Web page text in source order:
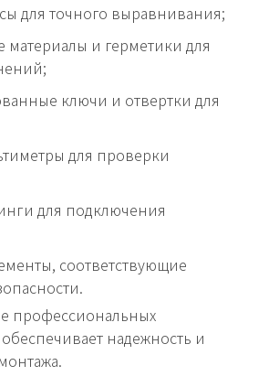
для точного выравнивания;
и герметики для
ключи и отвертки для
для проверки
для подключения
соответствующие
профессиональных
надежность и